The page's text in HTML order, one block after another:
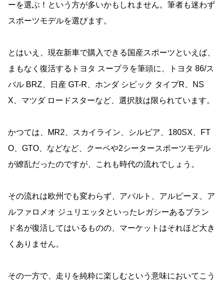
ーを選ぶ！という方が多いかもしれません。筆者も迷わず
スポーツモデルを選びます。
とはいえ、現在新車で購入できる国産スポーツといえば、
まもなく復活するトヨタ スープラを筆頭に、トヨタ 86/ス
バル BRZ、日産 GT-R、ホンダ シビック タイプR、NS
X、マツダ ロードスターなど、選択肢は限られています。
かつては、MR2、スカイライン、シルビア、180SX、FT
O、GTO、などなど、クーペや2シータースポーツモデル
が繚乱だったのですが、これも時代の流れでしょう。
その流れは欧州でも変わらず、アバルト、アルピーヌ、ア
ルファロメオ ジュリエッタといったレガシーあるブラン
ド名が復活してはいるものの、マーケットはそれほど大き
くありません。
その一方で、走りを純粋に楽しむという意味においてこう